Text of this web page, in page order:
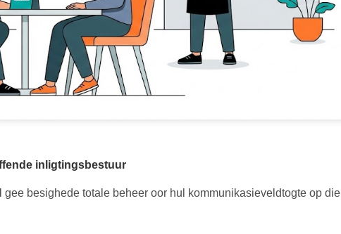
inligtingsbestuur
besighede totale beheer oor hul kommunikasieveldtogte op die